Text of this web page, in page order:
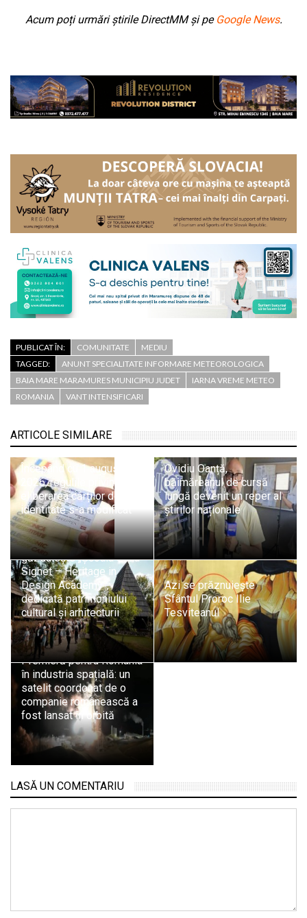
Acum poți urmări știrile DirectMM și pe Google News.
PUBLICAT ÎN: COMUNITATE
MEDIU
TAGGED:
ANUNT SPECIALITATE INFORMARE METEOROLOGICA
BAIA MARE MARAMURES MUNICIPIU JUDET
IARNA VREME METEO
ROMANIA
VANT INTENSIFICARI
ARTICOLE SIMILARE
Începând cu 1 august
2026, regulile privind
eliberarea cărților de
identitate s-a modificat
Ovidiu Oanță,
băimăreanul de cursă
lungă devenit un reper al
știrilor naționale
Sighetu Marmației
găzduiește „Școala de la
Sighet – Heritage in
Design Academy”,
dedicată patrimoniului
cultural și arhitecturii
Azi se prăznuiește
Sfântul Proroc Ilie
Tesviteanul
Premieră pentru România
în industria spațială: un
satelit coordonat de o
companie românească a
fost lansat în orbită
LASĂ UN COMENTARIU